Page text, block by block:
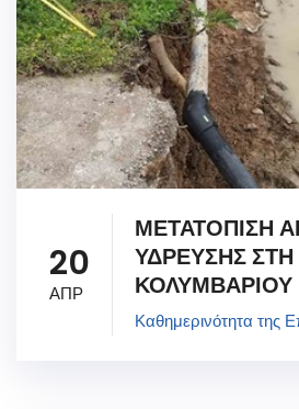
20
ΑΠΡ
ΜΕΤΑΤΟΠΙΣΗ
ΥΔΡΕΥΣΗΣ ΣΤΗ
ΚΟΛΥΜΒΑΡΙΟΥ
Καθημερινότητα της